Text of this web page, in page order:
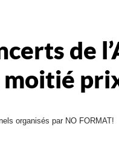
de
moitié
organisés par NO FORMAT!